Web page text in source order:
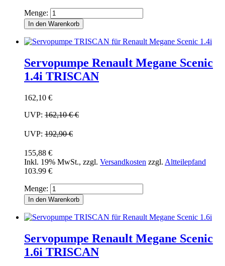
Menge:
In den Warenkorb
Servopumpe Renault Megane Scenic
1.4i TRISCAN
162,10 €
UVP: 162,10 €€
UVP: 192,90 €
155,88 €
Inkl. 19% MwSt., zzgl. Versandkosten zzgl. Altteilepfand
103.99 €
Menge:
In den Warenkorb
Servopumpe Renault Megane Scenic
1.6i TRISCAN